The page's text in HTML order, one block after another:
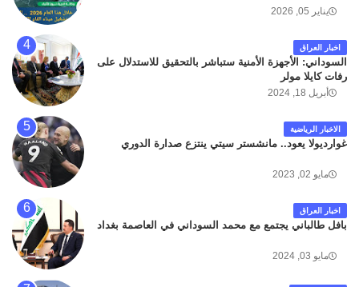
يناير 05, 2026
اخبار العراق
السوداني: الأجهزة الأمنية ستباشر بالتحقيق للاستدلال على
رفات كايلا مولر
أبريل 18, 2024
الاخبار الرياضية
غوارديولا يعود.. مانشستر سيتي ينتزع صدارة الدوري
مايو 02, 2023
اخبار العراق
بافل طالباني يجتمع مع محمد السوداني في العاصمة بغداد
مايو 03, 2024